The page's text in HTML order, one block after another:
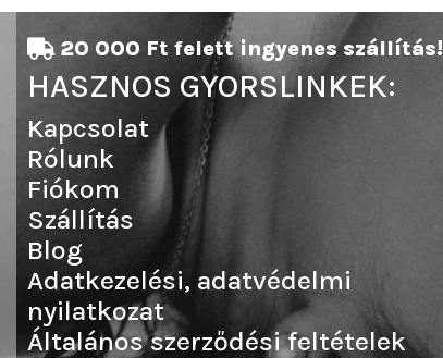
20 000 Ft felett ingyenes szállítás!
HASZNOS GYORSLINKEK:
Kapcsolat
Rólunk
Fiókom
Szállítás
Blog
Adatkezelési, adatvédelmi
nyilatkozat
Általános szerződési feltételek